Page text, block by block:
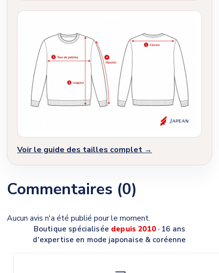
Voir le guide des tailles complet →
Commentaires (0)
Aucun avis n'a été publié pour le moment.
Boutique spécialisée depuis 2010· 16 ans
d'expertise en mode japonaise & coréenne